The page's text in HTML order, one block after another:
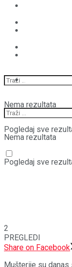
Nema rezultata
Pogledaj sve
SPORT
Nema rezultata
Pogledaj sve
2
PREGLEDI
Share on Facebook
Mušterije su danas